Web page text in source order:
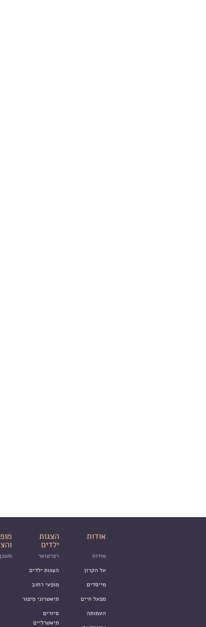
אודות הצגות
ילדים
אודות
על הקרון
מייסדים
מפעל חיים
העמותה
רפרטואר
הצגות ילדים
מופעי רחוב
תיאטרוני סיפור
סיורים
תיאטרליים